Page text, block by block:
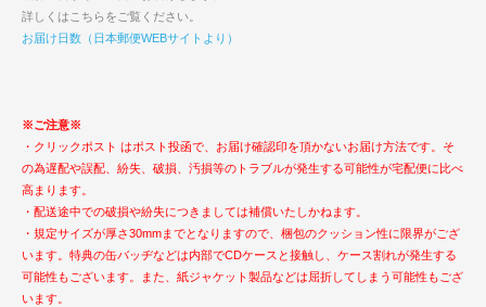
詳しくはこちらをご覧ください。
お届け日数（日本郵便WEBサイトより）
※ご注意※
・クリックポスト はポスト投函で、お届け確認印を頂かないお届け方法です。そ
の為遅配や誤配、紛失、破損、汚損等のトラブルが発生する可能性が宅配便に比べ
高まります。
・配送途中での破損や紛失につきましては補償いたしかねます。
・規定サイズが厚さ30mmまでとなりますので、梱包のクッション性に限界がござ
います。特典の缶バッヂなどは内部でCDケースと接触し、ケース割れが発生する
可能性もございます。また、紙ジャケット製品などは屈折してしまう可能性もござ
います。